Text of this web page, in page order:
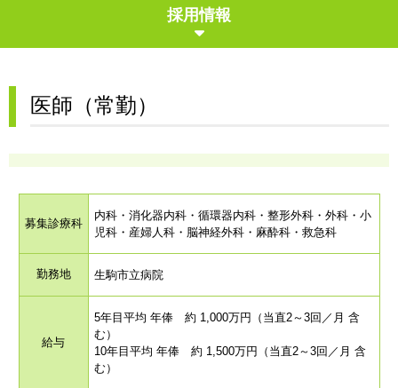
医師（常勤）
募集診療科
内科・消化器内科・循環器内科・整形外科・外科・小
児科・産婦人科・脳神経外科・麻酔科・救急科
勤務地 生駒市立病院
給与
5年目平均 年俸 約 1,000万円（当直2～3回／月 含
む）
10年目平均 年俸 約 1,500万円（当直2～3回／月 含
む）
採用情報